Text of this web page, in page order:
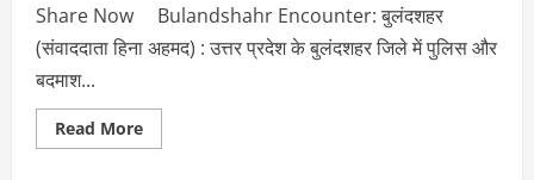
Share Now Bulandshahr Encounter: बुलंदशहर
(संवाददाता हिना अहमद) : उत्तर प्रदेश के बुलंदशहर जिले में पुलिस और
बदमाश...
Read MoreRead
more